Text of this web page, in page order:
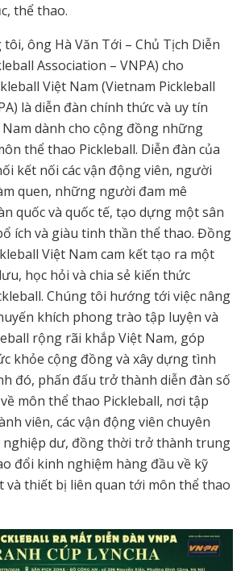
thể thao.
tôi, ông Hà Văn Tới – Chủ Tịch Diễn
Association – VNPA) cho
Việt Nam (Vietnam Pickleball
là diễn đàn chính thức và uy tín
dành cho cộng đồng những
thể thao Pickleball. Diễn đàn của
kết nối các vận động viên, người
quen, những người đam mê
quốc và quốc tế, tạo dựng một sân
ích và giàu tinh thần thể thao. Đồng
Việt Nam cam kết tạo ra một
học hỏi và chia sẻ kiến thức
Chúng tôi hướng tới việc nâng
khích phong trào tập luyện và
rộng rãi khắp Việt Nam, góp
khỏe cộng đồng và xây dựng tình
đó, phấn đấu trở thành diễn đàn số
môn thể thao Pickleball, nơi tập
viên, các vận động viên chuyên
nghiệp dư, đồng thời trở thành trung
đổi kinh nghiệm hàng đầu về kỹ
và thiết bị liên quan tới môn thể thao